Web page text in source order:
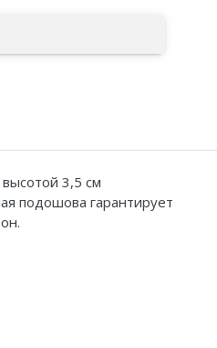
3,5 см
подошова гарантирует